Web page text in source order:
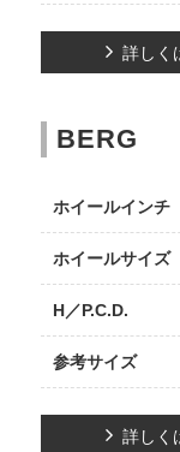
詳しく
BERG
ホイールインチ
ホイールサイズ
H／P.C.D.
参考サイズ
詳しく